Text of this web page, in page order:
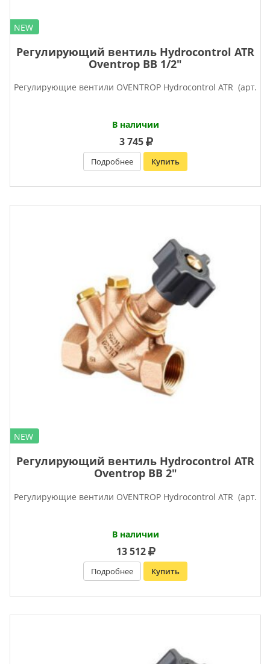
NEW
Регулирующий вентиль Hydrocontrol ATR
Oventrop ВВ 1/2″
Регулирующие вентили OVENTROP Нydrocontrol ATR (арт.
В наличии
3 745
Подробнее Купить
NEW
Регулирующий вентиль Hydrocontrol ATR
Oventrop ВВ 2″
Регулирующие вентили OVENTROP Нydrocontrol ATR (арт.
В наличии
13 512
Подробнее Купить